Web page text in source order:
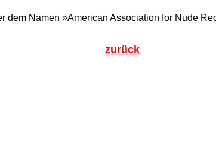
dem Namen »American Association for Nude
zurück